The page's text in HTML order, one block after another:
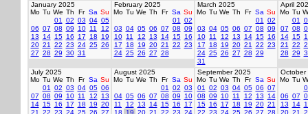
January 2025
Mo Tu We Th Fr Sa Su
01
02 03 04 05
06 07 08 09 10 11
12
13
14 15 16 17 18
19
20 21 22 23 24 25 26
27 28 29 30 31
February 2025
Mo Tu We Th Fr Sa Su
01
02
03 04 05 06 07 08 09
10 11 12 13 14 15 16
17
18 19 20 21 22 23
24 25 26 27 28
March 2025
Mo Tu We Th Fr Sa Su
01
02
03 04 05 06 07 08 09
10 11 12 13 14 15 16
17
18 19 20 21 22 23
24 25 26 27 28 29
31
April
Mo Tu
01
07 08
14 15
21
22
28 29
July 2025
Mo Tu We Th Fr Sa Su
01
02 03 04 05 06
07 08 09 10 11 12
13
14 15 16 17 18 19 20
21
22 23 24 25 26 27
August 2025
Mo Tu We Th Fr Sa Su
01
02 03
04 05 06 07 08 09
10
11
12 13 14 15 16
17
18
19 20 21 22 23 24
September 2025
Mo Tu We Th Fr Sa Su
01
02 03 04 05 06 07
08 09 10 11 12 13
14
15 16 17 18 19 20 21
22 23 24 25 26 27 28
October
Mo Tu
06 07
13
14
20 21